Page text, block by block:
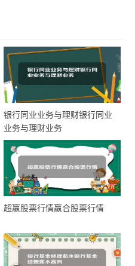
银行同业业务与理财银行同业
业务与理财业务
超赢股票行情赢合股票行情